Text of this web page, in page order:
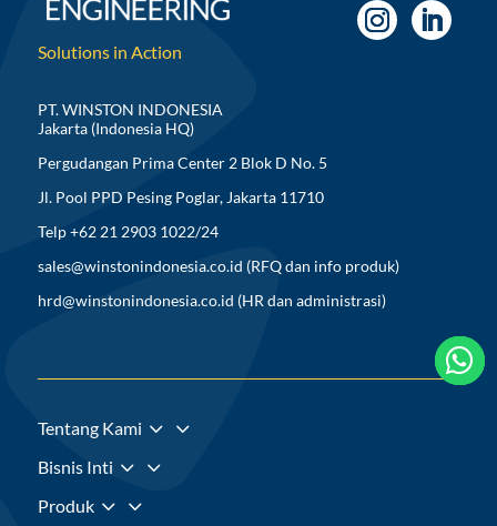
Solutions in Action

PT. WINSTON INDONESIA
Jakarta (Indonesia HQ)
Pergudangan Prima Center 2 Blok D No. 5
Jl. Pool PPD Pesing Poglar, Jakarta 11710
Telp +62 21 2903 1022/24
sales@winstonindonesia.co.id (RFQ dan info produk)
hrd@winstonindonesia.co.id (HR dan administrasi)

Tentang Kami 3
Bisnis Inti 3
Produk 3
